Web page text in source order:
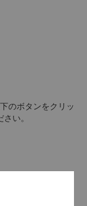
のボタンをクリッ
い。